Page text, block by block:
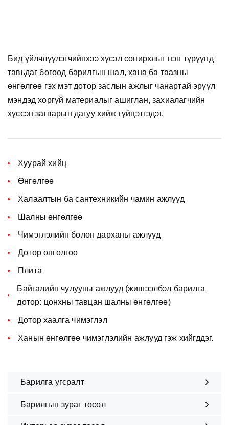
Барилга угсралт
Барилгын зураг төсөл
Бид үйлчлүүлэгчийнхээ хүсэл сонирхлыг нэн түрүүнд
тавьдаг бөгөөд барилгын шал, хана ба таазны
өнгөлгөө гэх мэт дотор заслын ажлыг чанартай эрүүл
мэндэд хоргүй материалыг ашиглан, захиалагчийн
хүссэн загварын дагуу хийж гүйцэтгэдэг.
Хуурай хийц
Өнгөлгөө
Халаалтын ба сантехникийн чамин ажлууд
Шалны өнгөлгөө
Чимэглэлийн болон дарханы ажлууд
Дотор өнгөлгөө
Плита
Байгалийн чулууны ажлууд (жишээлбэл барилга
дотор: цонхны тавцан шалны өнгөлгөө)
Дотор хаалга чимэглэл
Ханын өнгөлгөө чимэглэлийн ажлууд гэж хийгддэг.